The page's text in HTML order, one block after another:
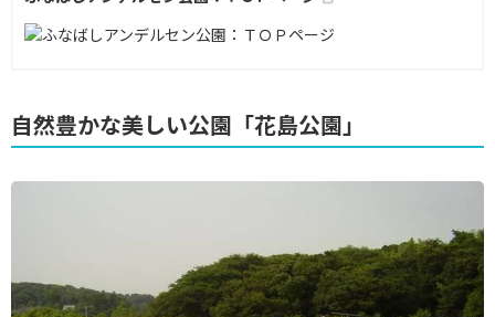
自然豊かな美しい公園「花島公園」